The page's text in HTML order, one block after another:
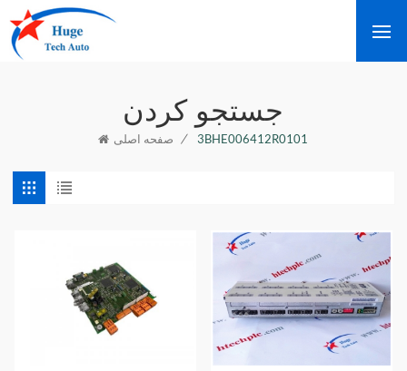
جستجو کردن
صفحه اصلی / 3BHE006412R0101